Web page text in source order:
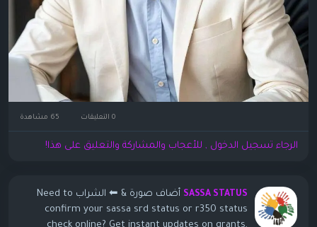
0 التعليقات
الرجاء تسجيل الدخول , للأعجاب والمشاركة والتعليق على هذا!
SASSA STATUS أضاف صورة
& ⬅ الشراب Need to
confirm your sassa srd status or r350 status